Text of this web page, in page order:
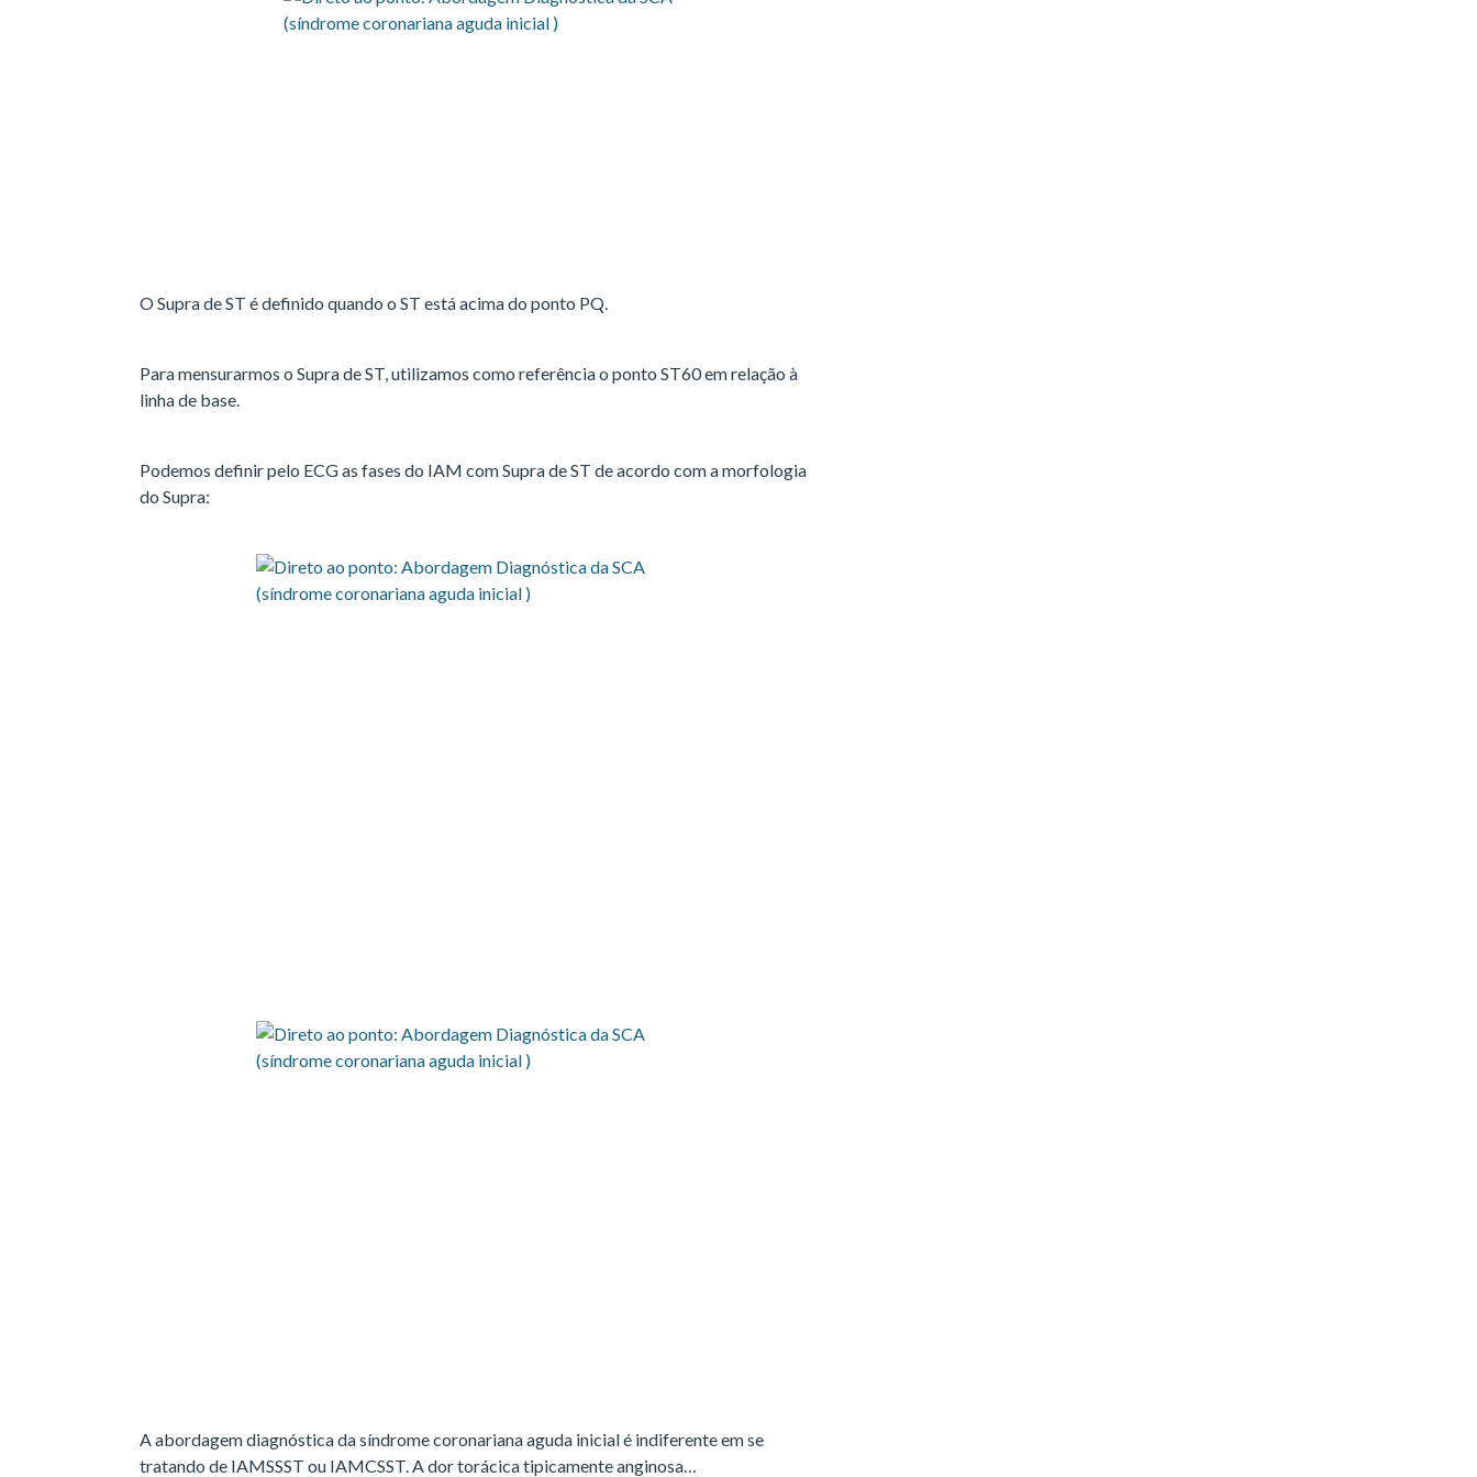
O Supra de ST é definido quando o ST está acima do ponto PQ.
Para mensurarmos o Supra de ST, utilizamos como referência o ponto ST60 em relação à
linha de base.
Podemos definir pelo ECG as fases do IAM com Supra de ST de acordo com a morfologia
do Supra:
A abordagem diagnóstica da síndrome coronariana aguda inicial é indiferente em se
tratando de IAMSSST ou IAMCSST. A dor torácica tipicamente anginosa…